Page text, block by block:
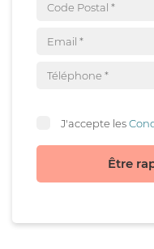
J'accepte les
Être